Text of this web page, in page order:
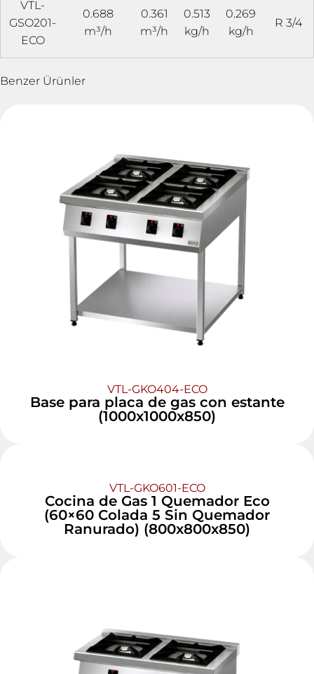
VTL-
GSO201-
ECO
0.688
m³/h
0.361
m³/h
0.513
kg/h
0.269
kg/h
R 3/4
Benzer Ürünler
VTL-GKO404-ECO
Base para placa de gas con estante
(1000x1000x850)
VTL-GKO601-ECO
Cocina de Gas 1 Quemador Eco
(60×60 Colada 5 Sin Quemador
Ranurado) (800x800x850)